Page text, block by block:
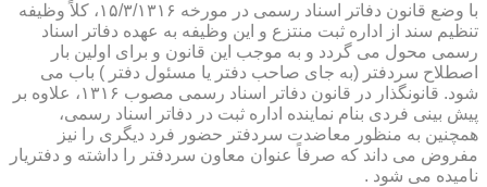
با وضع قانون دفاتر اسناد رسمی در مورخه ۱۵/۳/۱۳۱۶، كلاً وظیفه
تنظیم سند از اداره ثبت منتزع و این وظیفه به عهده دفاتر اسناد
رسمی محول می گردد و به موجب این قانون و برای اولین بار
اصطلاح سردفتر (به جای صاحب دفتر یا مسئول دفتر ) باب می
شود. قانونگذار در قانون دفاتر اسناد رسمی مصوب ۱۳۱۶، علاوه بر
پیش بینی فردی بنام نماینده اداره ثبت در دفاتر اسناد رسمی،
همچنین به منظور معاضدت سردفتر حضور فرد دیگری را نیز
مفروض می داند كه صرفاً عنوان معاون سردفتر را داشته و دفتریار
نامیده می شود .